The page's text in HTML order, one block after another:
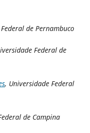
de Pernambuco
Federal de
, Universidade Federal
de Campina